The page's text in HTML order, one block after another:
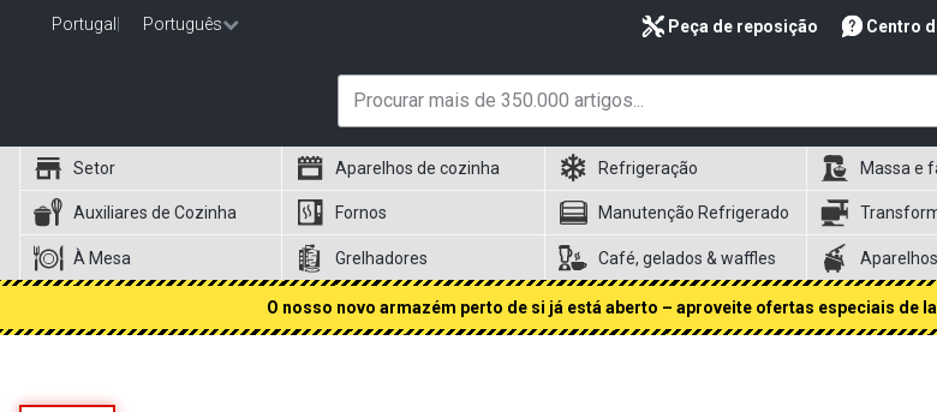
Portugal Português Peça de reposição Centro
Setor Aparelhos de cozinha Refrigeração Massa e
Auxiliares de Cozinha Fornos Manutenção Refrigerado
À Mesa Grelhadores Café, gelados & waffles
O nosso novo armazém perto de si já está aberto – aproveite ofertas especiais